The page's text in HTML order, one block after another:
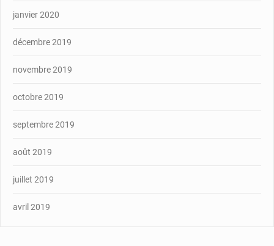
janvier 2020
décembre 2019
novembre 2019
octobre 2019
septembre 2019
août 2019
juillet 2019
avril 2019